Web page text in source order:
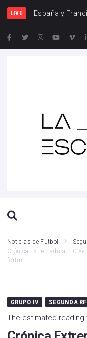
LIVE España y
Noticias de Fútbol
Crónica Extremadura 1-0
fortín
GRUPO IV SEGUNDA
The estimated reading